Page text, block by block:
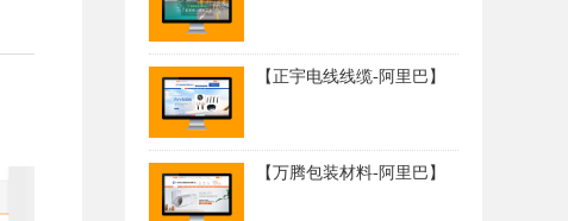
【正宇电线线缆-阿里巴】
【万腾包装材料-阿里巴】